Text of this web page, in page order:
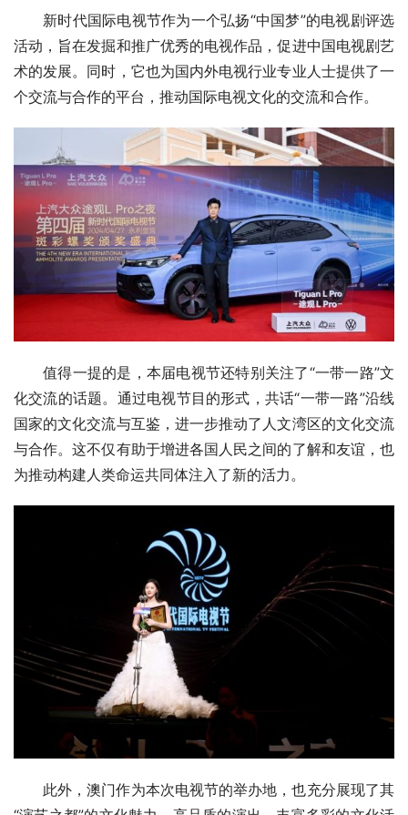
新时代国际电视节作为一个弘扬“中国梦”的电视剧评选
活动，旨在发掘和推广优秀的电视作品，促进中国电视剧艺
术的发展。同时，它也为国内外电视行业专业人士提供了一
个交流与合作的平台，推动国际电视文化的交流和合作。
值得一提的是，本届电视节还特别关注了“一带一路”文
化交流的话题。通过电视节目的形式，共话“一带一路”沿线
国家的文化交流与互鉴，进一步推动了人文湾区的文化交流
与合作。这不仅有助于增进各国人民之间的了解和友谊，也
为推动构建人类命运共同体注入了新的活力。
此外，澳门作为本次电视节的举办地，也充分展现了其